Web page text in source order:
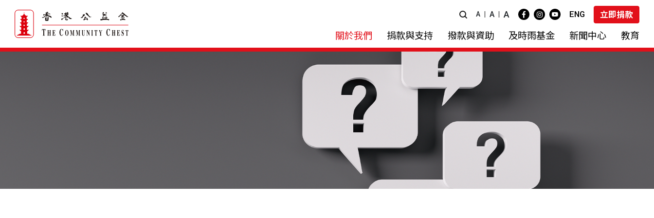
A A A ENG 立即捐款
關於我們 捐款與支持 撥款與資助 及時雨基金 新聞中心 教育